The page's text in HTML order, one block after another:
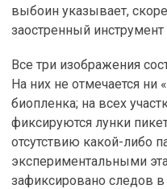
выбоин указывает,
заостренный инструмент
Все три изображения
На них не отмечается ни
биопленка; на всех
фиксируются лунки
отсутствию какой-либо
экспериментальными
зафиксировано следов